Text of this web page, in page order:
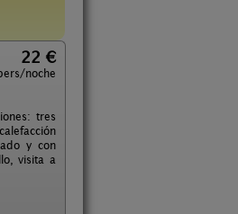
22 €
noche
tres
y con
visita a